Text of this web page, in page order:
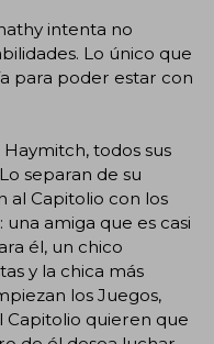
intenta no
Lo único que
para poder estar con
todos sus
separan de su
al Capitolio con los
amiga que es casi
él, un chico
y la chica más
los Juegos,
quieren que